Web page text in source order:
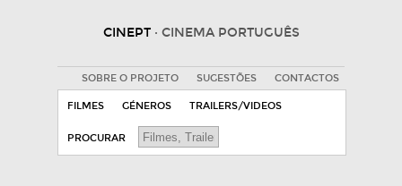
CINEPT · CINEMA PORTUGUÊS
SOBRE O PROJETO SUGESTÕES CONTACTOS
FILMES GÉNEROS TRAILERS/VIDEOS
PROCURAR